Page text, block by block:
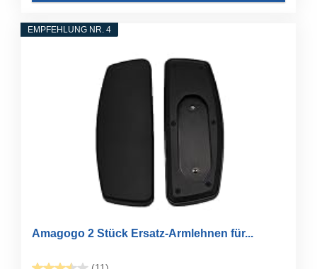
EMPFEHLUNG NR. 4
Amagogo 2 Stück Ersatz-Armlehnen für...